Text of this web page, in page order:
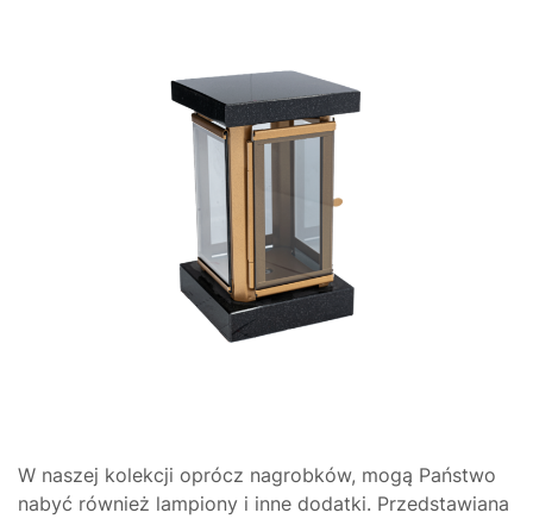
W naszej kolekcji oprócz nagrobków, mogą Państwo
nabyć również lampiony i inne dodatki. Przedstawiana